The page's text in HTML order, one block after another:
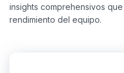
insights comprehensivos